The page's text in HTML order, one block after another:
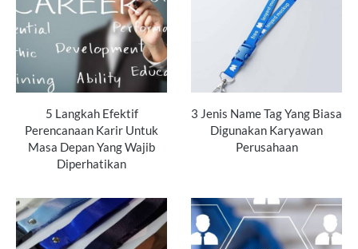
5 Langkah Efektif
Perencanaan Karir Untuk
Masa Depan Yang Wajib
Diperhatikan
3 Jenis Name Tag Yang Biasa
Digunakan Karyawan
Perusahaan